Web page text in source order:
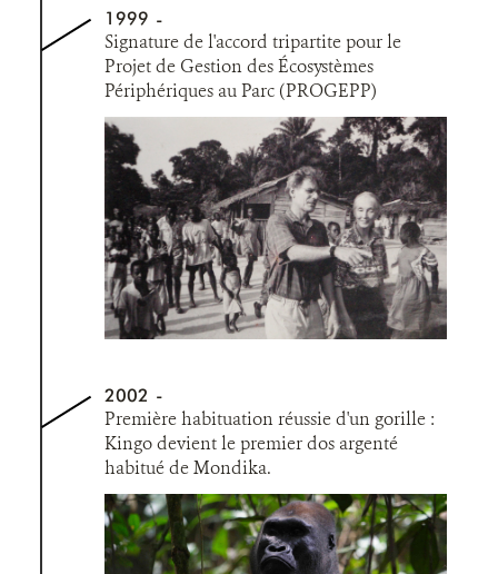
1999
Signature de l'accord tripartite pour le
Projet de Gestion des Écosystèmes
Périphériques au Parc (PROGEPP)
2002
Première habituation réussie d'un gorille :
Kingo devient le premier dos argenté
habitué de Mondika.